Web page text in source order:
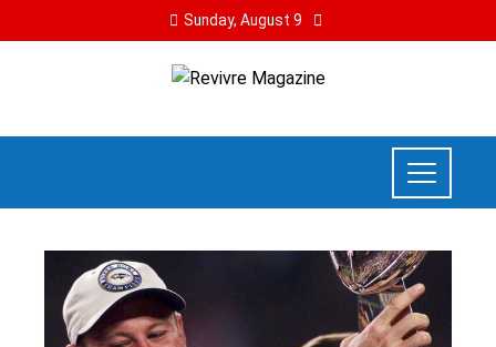
Sunday, August 9